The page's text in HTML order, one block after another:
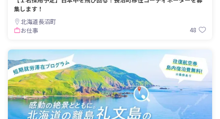
集します！
北海道長沼町
お仕事
48